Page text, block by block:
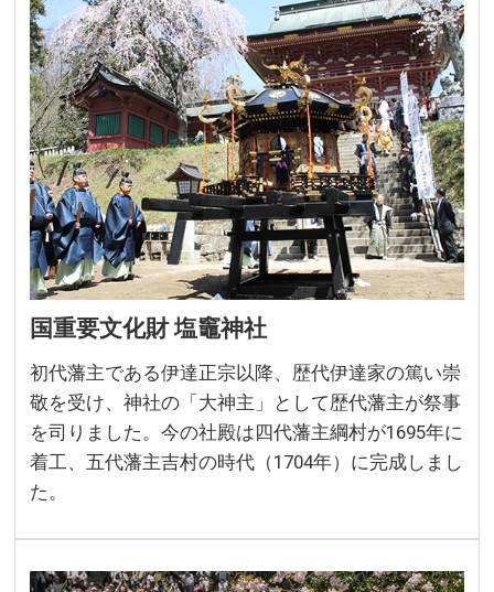
国重要文化財 塩竈神社
初代藩主である伊達正宗以降、歴代伊達家の篤い崇
敬を受け、神社の「大神主」として歴代藩主が祭事
を司りました。今の社殿は四代藩主綱村が1695年に
着工、五代藩主吉村の時代（1704年）に完成しまし
た。